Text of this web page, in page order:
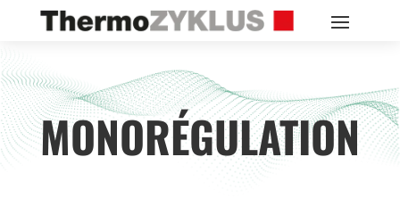
MONORÉGULATION